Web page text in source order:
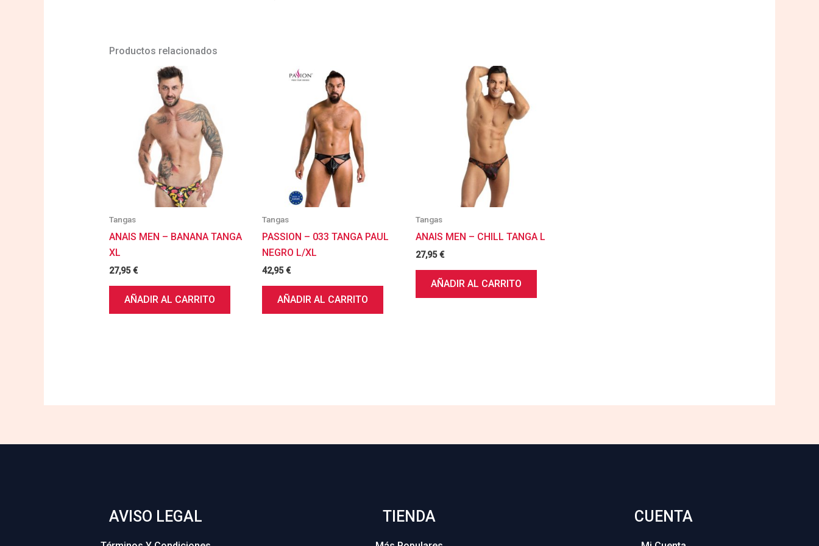
Productos relacionados
Tangas
ANAIS MEN – BANANA TANGA
XL
27,95€
AÑADIR AL CARRITO
Tangas
PASSION – 033 TANGA PAUL
NEGRO L/XL
42,95€
AÑADIR AL CARRITO
Tangas
ANAIS MEN – CHILL TANGA L
27,95€
AÑADIR AL CARRITO
AVISO LEGAL TIENDA CUENTA